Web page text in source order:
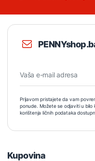
Prijavom pristajete da vam
ponude. Možete se odjaviti u
korištenja ličnih podataka
Kupovina